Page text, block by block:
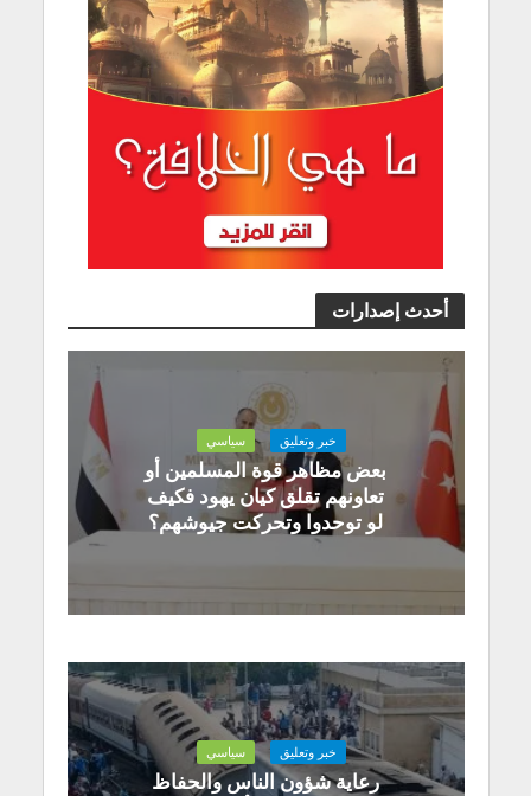
أحدث إصدارات
خبر وتعليق سياسي
بعض مظاهر قوة المسلمين أو
تعاونهم تقلق كيان يهود فكيف
لو توحدوا وتحركت جيوشهم؟
خبر وتعليق سياسي
رعاية شؤون الناس والحفاظ